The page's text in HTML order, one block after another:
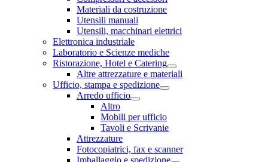
Materiali da costruzione
Utensili manuali
Utensili, macchinari elettrici
Elettronica industriale
Laboratorio e Scienze mediche
Ristorazione, Hotel e Catering
Altre attrezzature e materiali
Ufficio, stampa e spedizione
Arredo ufficio
Altro
Mobili per ufficio
Tavoli e Scrivanie
Attrezzature
Fotocopiatrici, fax e scanner
Imballaggio e spedizione